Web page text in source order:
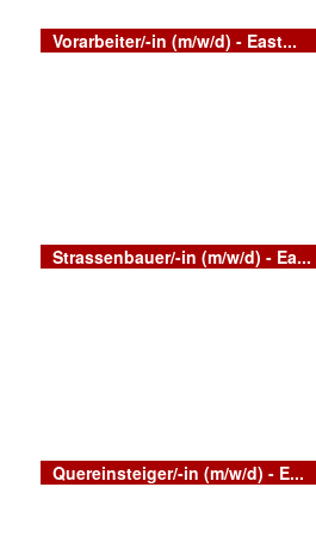
Vorarbeiter/-in (m/w/d) - East...
Strassenbauer/-in (m/w/d) - Ea...
Quereinsteiger/-in (m/w/d) - E...